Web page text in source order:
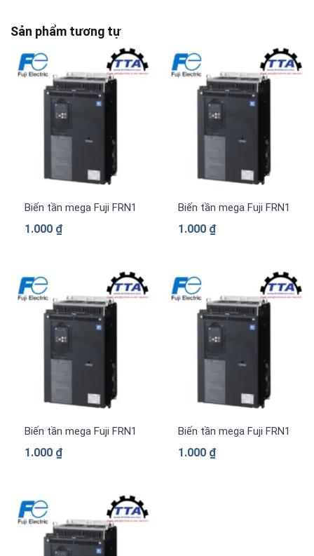
Sản phẩm tương tự
Biến tần mega Fuji FRN1480G2S-4G 3 pha 380 V
1.000 ₫
Biến tần mega Fuji
1.000 ₫
Biến tần mega Fuji FRN1169G2S-4G 3 pha 380 V
1.000 ₫
Biến tần mega Fuji
1.000 ₫